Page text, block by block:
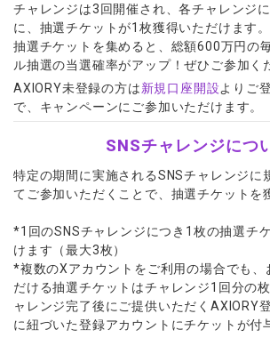
チャレンジは3回開催され、各チャレンジ
に、抽選チケットが1枚獲得いただけます。
抽選チケットを集めると、総額600万円の
ル抽選の当選確率がアップ！ぜひご参加く
AXIORY未登録の方は新規口座開設よりご
で、キャンペーンにご参加いただけます。
SNSチャレンジにつ
特定の期間に実施されるSNSチャレンジに
てご参加いただくことで、抽選チケットを
*1回のSNSチャレンジにつき1枚の抽選チ
けます（最大3枚）
*複数のXアカウントをご利用の場合でも、
だける抽選チケットはチャレンジ1回分の
ャレンジ完了後にご提供いただくAXIORY
に紐づいた登録アカウントにチケットが付